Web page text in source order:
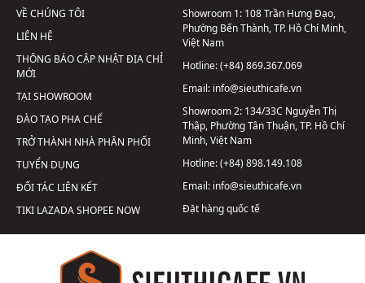
VỀ CHÚNG TÔI
LIÊN HỆ
THÔNG BÁO CẬP NHẬT ĐỊA CHỈ
MỚI
TẠI SHOWROOM
ĐÀO TẠO PHA CHẾ
TRỞ THÀNH NHÀ PHÂN PHỐI
TUYỂN DỤNG
ĐỐI TÁC LIÊN KẾT
TIKI LAZADASHOPEE NOW
Showroom 1: 108 Trần Hưng Đạo,
Phường Bến Thành, TP. Hồ Chí Minh,
Việt Nam
Hotline:(+84) 869.367.069
Email: info@sieuthicafe.vn
Showroom 2: 134/33C Nguyễn Thị
Thập, Phường Tân Thuận, TP. Hồ Chí
Minh, Việt Nam
Hotline:(+84) 898.149.108
Email: info@sieuthicafe.vn
Đặt hàng quốc tế